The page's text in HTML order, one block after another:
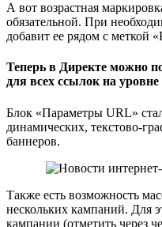
А вот возрастная
обязательной. При
добавит ее рядом с меткой
Теперь в Директе можно
для всех ссылок на
Блок «Параметры URL»
динамических, текстово-
баннеров.
Также есть возможность
нескольких кампаний. Для
кампании (отметить через